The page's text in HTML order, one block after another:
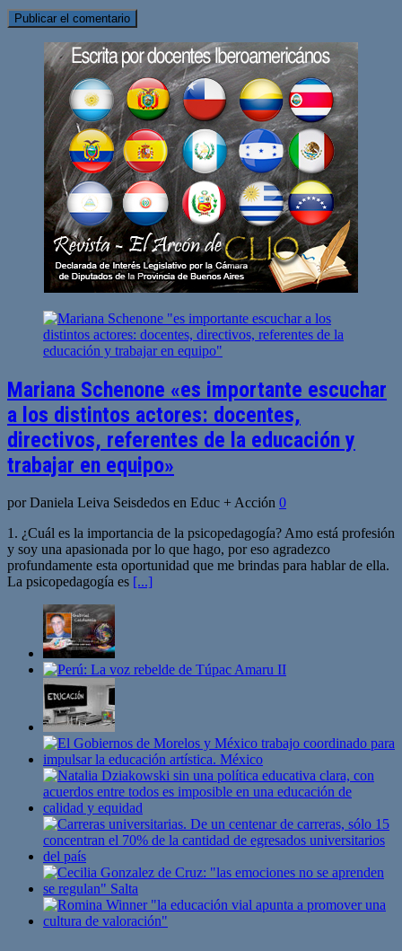
Mariana Schenone «es importante escuchar
a los distintos actores: docentes,
directivos, referentes de la educación y
trabajar en equipo»
por Daniela Leiva Seisdedos en Educ + Acción 0
1. ¿Cuál es la importancia de la psicopedagogía? Amo está profesión
y soy una apasionada por lo que hago, por eso agradezco
profundamente esta oportunidad que me brindas para hablar de ella.
La psicopedagogía es [...]